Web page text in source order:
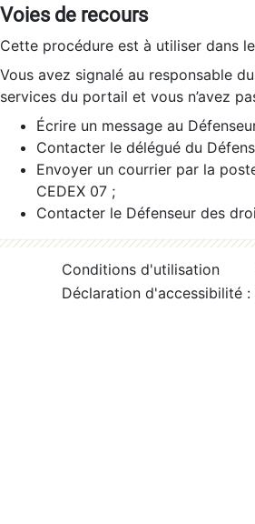
Voies de recours
Cette procédure est à utiliser dans
Vous avez signalé au responsable
services du portail et vous n’avez
Écrire un message au
Contacter le délégué du
Envoyer un courrier par la
CEDEX 07 ;
Contacter le Défenseur des
Conditions d'utilisation
Déclaration d'accessibilité